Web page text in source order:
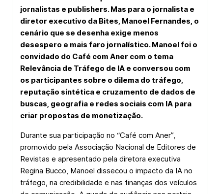
jornalistas e publishers. Mas para o jornalista e
diretor executivo da Bites, Manoel Fernandes, o
cenário que se desenha exige menos
desespero e mais faro jornalístico. Manoel foi o
convidado do Café com Aner com o tema
Relevância de Tráfego de IA e conversou com
os participantes sobre o dilema do tráfego,
reputação sintética e cruzamento de dados de
buscas, geografia e redes sociais com IA para
criar propostas de monetização.
Durante sua participação no “Café com Aner”,
promovido pela Associação Nacional de Editores de
Revistas e apresentado pela diretora executiva
Regina Bucco, Manoel dissecou o impacto da IA no
tráfego, na credibilidade e nas finanças dos veículos